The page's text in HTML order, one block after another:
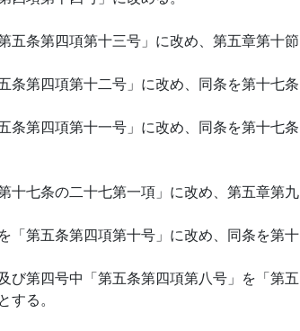
五条第四項第十三号」に改め、第五章第十節
条第四項第十二号」に改め、同条を第十七条
条第四項第十一号」に改め、同条を第十七条
十七条の二十七第一項」に改め、第五章第九
「第五条第四項第十号」に改め、同条を第十
び第四号中「第五条第四項第八号」を「第五
る。